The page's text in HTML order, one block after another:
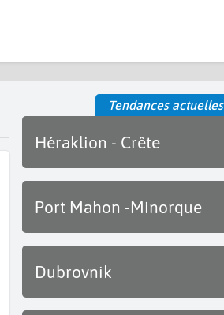
Tendances actuelles
Héraklion - Crête
Port Mahon -Minorque
Dubrovnik